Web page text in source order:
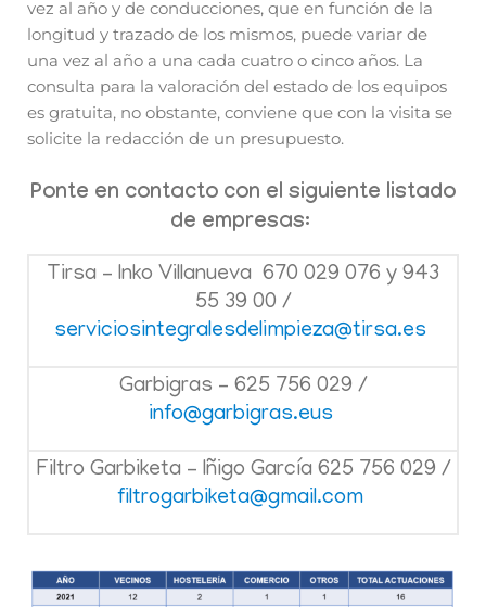
vez al año y de conducciones, que en función de la
longitud y trazado de los mismos, puede variar de
una vez al año a una cada cuatro o cinco años. La
consulta para la valoración del estado de los equipos
es gratuita, no obstante, conviene que con la visita se
solicite la redacción de un presupuesto.
Ponte en contacto con el siguiente listado
de empresas:
Tirsa – Inko Villanueva 670 029 076 y 943
55 39 00 /
serviciosintegralesdelimpieza@tirsa.es
Garbigras – 625 756 029 /
info@garbigras.eus
Filtro Garbiketa – Iñigo García 625 756 029 /
filtrogarbiketa@gmail.com